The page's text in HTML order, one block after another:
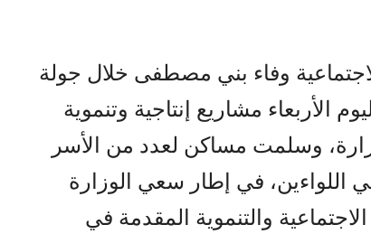
وفاء بني مصطفى خلال جولة
الأربعاء مشاريع إنتاجية وتنموية
وسلمت مساكن لعدد من الأسر
اللواءين، في إطار سعي الوزارة
والتنموية المقدمة في